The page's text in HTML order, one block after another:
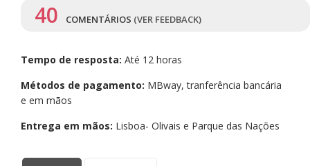
40 COMENTÁRIOS (VER FEEDBACK)
Tempo de resposta: Até 12 horas
Métodos de pagamento: MBway, tranferência bancária
e em mãos
Entrega em mãos: Lisboa- Olivais e Parque das Nações